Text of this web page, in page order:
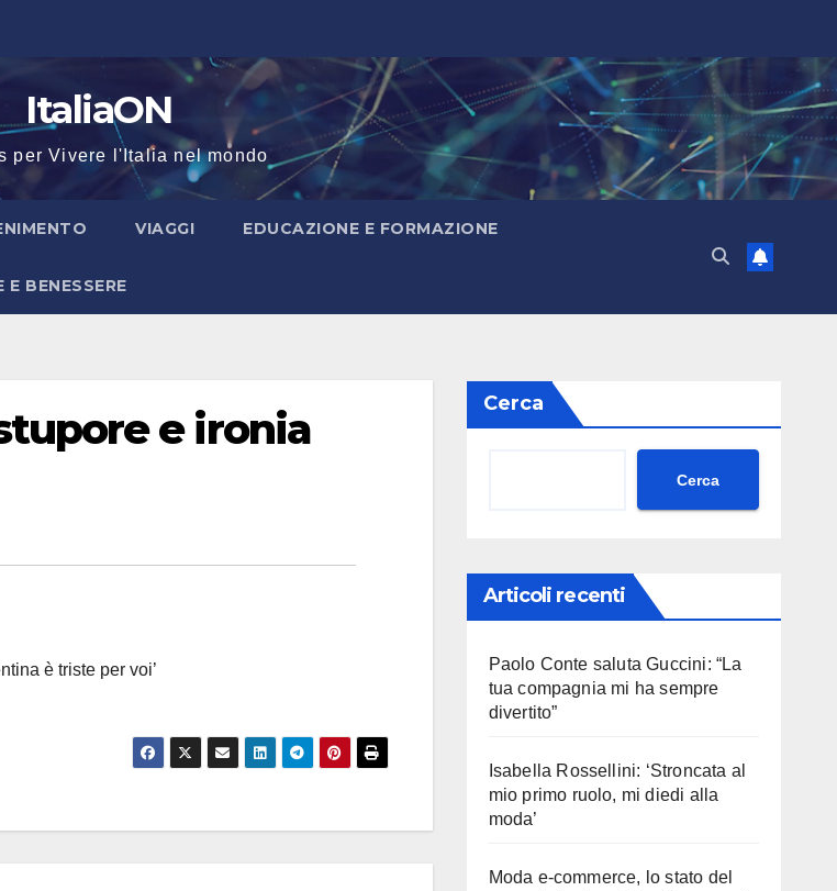
ItaliaON
per Vivere l'Italia nel mondo
VIAGGI EDUCAZIONE E FORMAZIONE
E BENESSERE
e ironia
è triste per voi’
Cerca
Cerca
Articoli recenti
Paolo Conte saluta Guccini: “La
tua compagnia mi ha sempre
divertito”
Isabella Rossellini: ‘Stroncata al
mio primo ruolo, mi diedi alla
moda’
Moda e-commerce, lo stato del